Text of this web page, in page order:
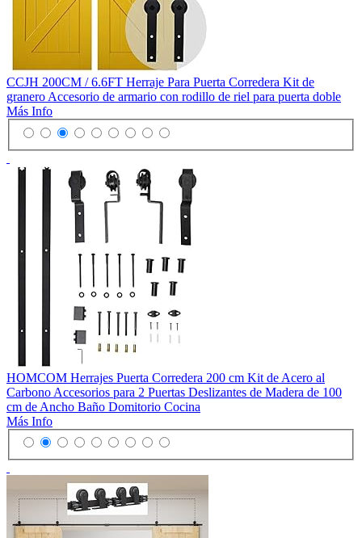
CCJH 200CM / 6.6FT Herraje Para Puerta Corredera Kit de
granero Accesorio de armario con rodillo de riel para puerta doble
Más Info
HOMCOM Herrajes Puerta Corredera 200 cm Kit de Acero al
Carbono Accesorios para 2 Puertas Deslizantes de Madera de 100
cm de Ancho Baño Domitorio Cocina
Más Info